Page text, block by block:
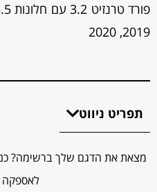
2019, 2020
תפריט ניווט
מצאת את הדגם שלך ברשימה?
לאספקה